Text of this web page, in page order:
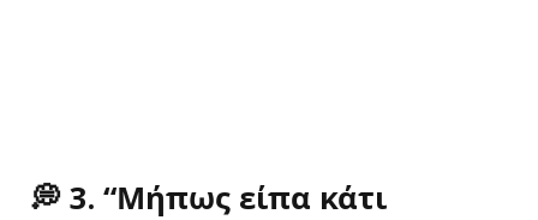
💭 3. “Μήπως είπα κάτι